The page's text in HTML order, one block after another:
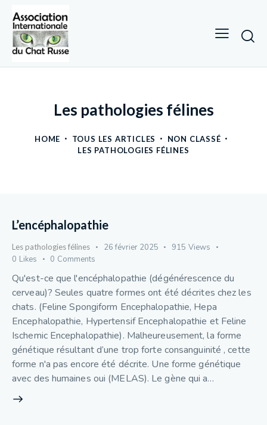
Les pathologies félines
HOME TOUS LES ARTICLES
NON CLASSÉ
LES PATHOLOGIES FÉLINES
L’encéphalopathie
Les pathologies félines 26 février 2025 915 Views
0 Likes 0 Comments
Qu'est-ce que l'encéphalopathie (dégénérescence du
cerveau)? Seules quatre formes ont été décrites chez les
chats. (Feline Spongiform Encephalopathie, Hepa
Encephalopathie, Hypertensif Encephalopathie et Feline
Ischemic Encephalopathie). Malheureusement, la forme
génétique résultant d’une trop forte consanguinité , cette
forme n'a pas encore été décrite. Une forme génétique
avec des humaines oui (MELAS). Le gène qui a…